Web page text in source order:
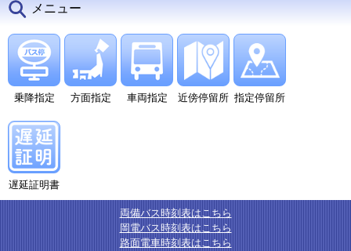
メニュー
乗降指定 方面指定 車両指定 近傍停留所 指定停留所
遅延証明書
両備バス時刻表はこちら
岡電バス時刻表はこちら
路面電車時刻表はこちら